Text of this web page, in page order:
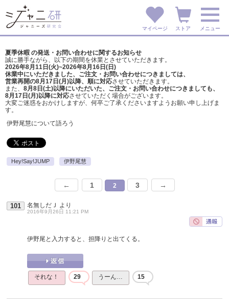
マイページ ストア メニュー
夏季休暇 の発送・お問い合わせに関するお知らせ
誠に勝手ながら、以下の期間を休業とさせていただきます。
2026年8月11日(火)~2026年8月16日(日)
休業中にいただきました、ご注文・お問い合わせにつきましては、
営業再開の8月17日(月)以降、順に対応させていただきます。
また、 8月8日(土)以降にいただいた、ご注文・ お問い合わせにつきましても、
8月17日(月)以降に対応させていただく場合がございます。
大変ご迷惑をおかけしますが、 何卒ご了承くださいますようお願い申し上げま
す。
伊野尾慧について語ろう
Hey!Say!JUMP 伊野尾慧
← 1 2 3 →
101 名無しだＪ より
2016年9月26日 11:21 PM
伊野尾と入力すると、担降りと出てくる。
それな！ 29 うーん… 15